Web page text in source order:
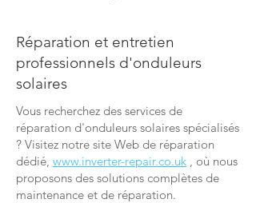
Réparation et entretien
professionnels d'onduleurs
solaires
Vous recherchez des services de
réparation d'onduleurs solaires spécialisés
? Visitez notre site Web de réparation
dédié, www.inverter-repair.co.uk , où nous
proposons des solutions complètes de
maintenance et de réparation.